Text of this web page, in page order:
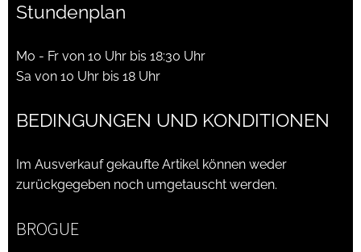
Stundenplan
Mo - Fr von 10 Uhr bis 18:30 Uhr
Sa von 10 Uhr bis 18 Uhr
BEDINGUNGEN UND KONDITIONEN
Im Ausverkauf gekaufte Artikel können weder
zurückgegeben noch umgetauscht werden.
BROGUE